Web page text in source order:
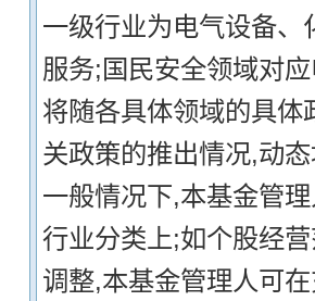
一级行业为电气设备
服务;国民安全领域对
将随各具体领域的具
关政策的推出情况,动
一般情况下,本基金管
行业分类上;如个股经
调整,本基金管理人可